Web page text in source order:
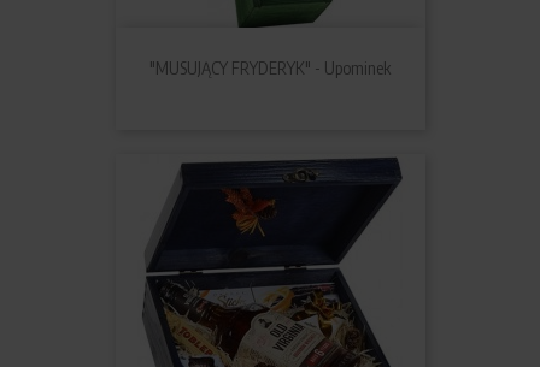
"MUSUJĄCY FRYDERYK" - Upominek